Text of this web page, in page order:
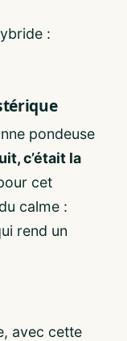
:
pondeuse
c’était la
cet
calme :
rend un
avec cette